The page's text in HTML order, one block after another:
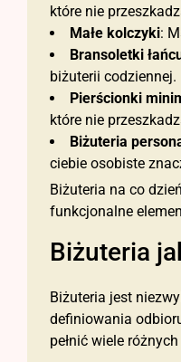
które nie
Małe kolczyki:
Bransoletki
biżuterii codziennej.
Pierścionki
które nie
Biżuteria
ciebie osobiste
Biżuteria na co
funkcjonalne
Biżuteria
Biżuteria jest
definiowania
pełnić wiele